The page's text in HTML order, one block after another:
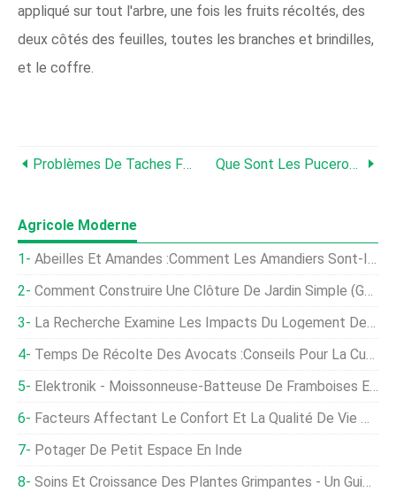
appliqué sur tout l'arbre, une fois les fruits récoltés, des
deux côtés des feuilles, toutes les branches et brindilles,
et le coffre.
Problèmes De Taches Foliaires De Cerisier - Quelles Sont Les Causes Des Taches Foliaires Sur Les Cerises Que Sont Les Pucerons Du Cerisier Noir - Un Guide De Gestion Des Pucerons Du Cerisier Noir
Agricole Moderne
Abeilles Et Amandes :comment Les Amandiers Sont-Ils Pollinisés
Comment Construire Une Clôture De Jardin Simple (Guide De Bricolage)
La Recherche Examine Les Impacts Du Logement Des Pondeuses Sans Cage
Temps De Récolte Des Avocats :conseils Pour La Cueillette Des Avocats
Elektronik - Moissonneuse-Batteuse De Framboises Et De Mûres
Facteurs Affectant Le Confort Et La Qualité De Vie Des Poussins De L'éclosoir À La Couveuse
Potager De Petit Espace En Inde
Soins Et Croissance Des Plantes Grimpantes - Un Guide Complet